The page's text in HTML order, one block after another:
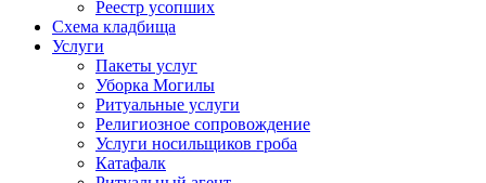
Реестр усопших
Схема кладбища
Услуги
Пакеты услуг
Уборка Могилы
Ритуальные услуги
Религиозное сопровождение
Услуги носильщиков гроба
Катафалк